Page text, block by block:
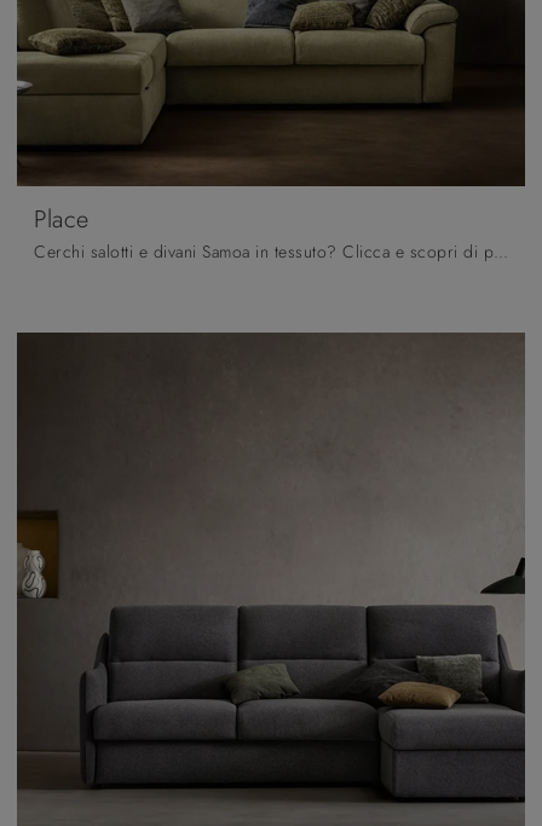
Place
Cerchi salotti e divani Samoa in tessuto? Clicca e scopri di più sul modello Place per spazi moderni.